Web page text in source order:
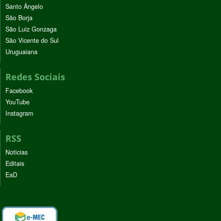
Santo Ângelo
São Borja
São Luiz Gonzaga
São Vicente do Sul
Uruguaiana
Redes Sociais
Facebook
YouTube
Instagram
RSS
Noticias
Editais
EaD